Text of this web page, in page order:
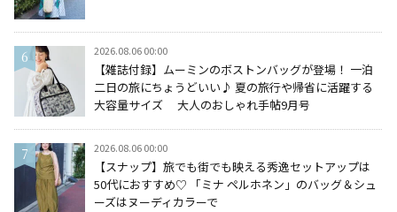
2026.08.06 00:00
【雑誌付録】ムーミンのボストンバッグが登場！ 一泊
二日の旅にちょうどいい♪ 夏の旅行や帰省に活躍する
大容量サイズ 大人のおしゃれ手帖9月号
2026.08.06 00:00
【スナップ】旅でも街でも映える秀逸セットアップは
50代におすすめ♡ 「ミナ ペルホネン」のバッグ＆シュ
ーズはヌーディカラーで